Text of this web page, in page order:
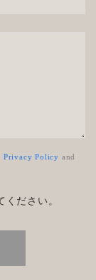
Privacy Policy and
ださい。